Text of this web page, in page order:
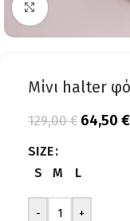
Click to enlarge
Μίνι halter
129,00€ 64,50 €
SIZE
S
M L
- +